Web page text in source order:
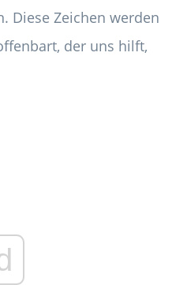
Diese Zeichen werden
der uns hilft,